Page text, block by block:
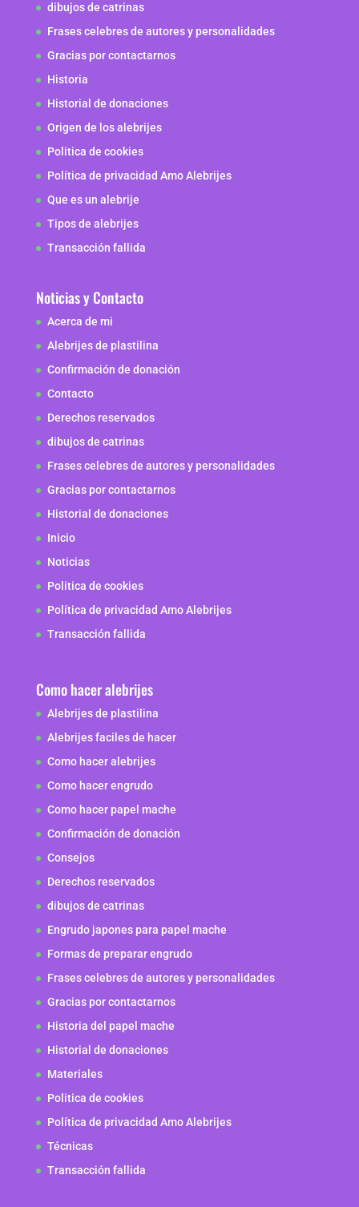
dibujos de catrinas
Frases celebres de autores y personalidades
Gracias por contactarnos
Historia
Historial de donaciones
Origen de los alebrijes
Politica de cookies
Política de privacidad Amo Alebrijes
Que es un alebrije
Tipos de alebrijes
Transacción fallida
Noticias y Contacto
Acerca de mi
Alebrijes de plastilina
Confirmación de donación
Contacto
Derechos reservados
dibujos de catrinas
Frases celebres de autores y personalidades
Gracias por contactarnos
Historial de donaciones
Inicio
Noticias
Politica de cookies
Política de privacidad Amo Alebrijes
Transacción fallida
Como hacer alebrijes
Alebrijes de plastilina
Alebrijes faciles de hacer
Como hacer alebrijes
Como hacer engrudo
Como hacer papel mache
Confirmación de donación
Consejos
Derechos reservados
dibujos de catrinas
Engrudo japones para papel mache
Formas de preparar engrudo
Frases celebres de autores y personalidades
Gracias por contactarnos
Historia del papel mache
Historial de donaciones
Materiales
Politica de cookies
Política de privacidad Amo Alebrijes
Técnicas
Transacción fallida